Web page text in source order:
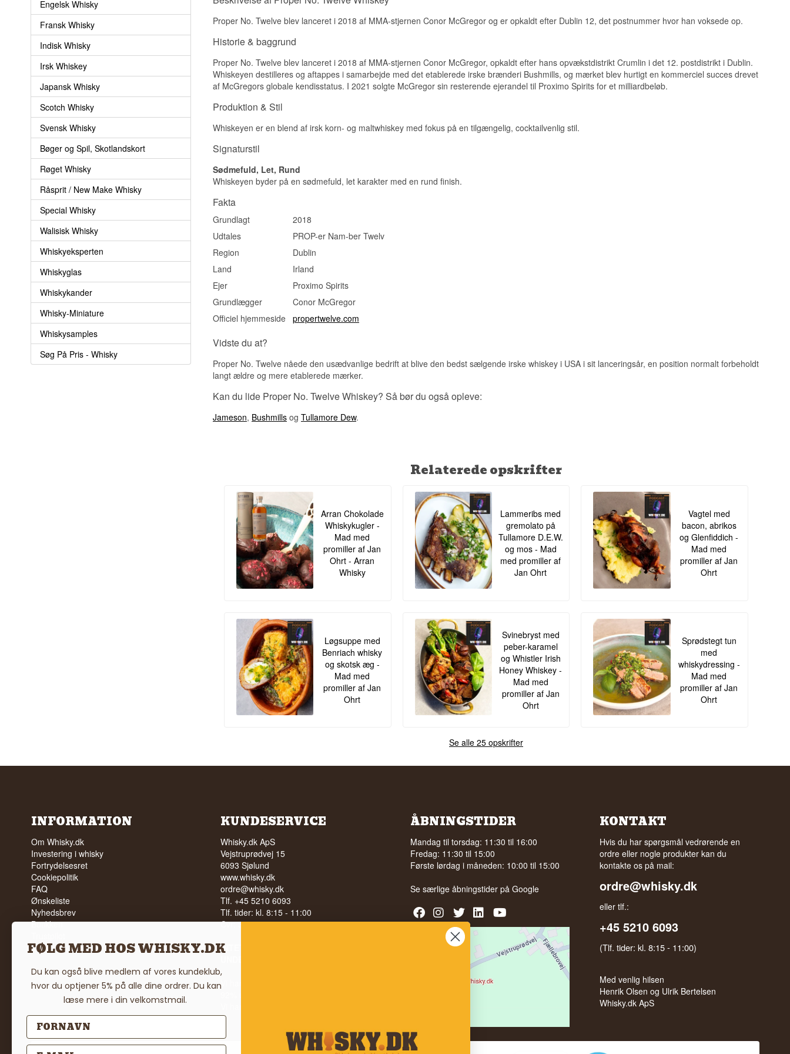
Engelsk Whisky
Fransk Whisky
Indisk Whisky
Irsk Whiskey
Japansk Whisky
Scotch Whisky
Svensk Whisky
Bøger og Spil, Skotlandskort
Røget Whisky
Råsprit / New Make Whisky
Special Whisky
Walisisk Whisky
Whiskyeksperten
Whiskyglas
Whiskykander
Whisky-Miniature
Whiskysamples
Søg På Pris - Whisky
Smag
Eftersmag
Rig og kompleks.
Navn: Proper No. Twelve
Destilleri: Proper No. Twelve / Conor McGregor
Andet: Skabt af MMA-udøveren Conor McGregor
Vidste du at?
Proper No. Twelve blev lanceret i 2018 af MMA-stjernen Conor McGregor og er opkaldt efter Dublin 12, det postnummer hvor han voksede op.
Historie & baggrund
Proper No. Twelve blev lanceret i 2018 af MMA-stjernen Conor McGregor, opkaldt efter hans opvækstdistrikt Crumlin i det 12. postdistrikt i Dublin.
Whiskeyen destilleres og aftappes i samarbejde med det etablerede irske brænderi Bushmills, og mærket blev hurtigt en kommerciel succes drevet
af McGregors globale kendisstatus. I 2021 solgte McGregor sin resterende ejerandel til Proximo Spirits for et milliardbeløb.
Produktion & Stil
Whiskeyen er en blend af irsk korn- og maltwhiskey med fokus på en tilgængelig, cocktailvenlig stil.
Signaturstil
Sødmefuld, Let, Rund
Whiskeyen byder på en sødmefuld, let karakter med en rund finish.
Fakta
Grundlagt
2018
Udtales
PROP-er Nam-ber Twelv
Region
Dublin
Land
Irland
Ejer
Proximo Spirits
Grundlægger
Conor McGregor
Officiel hjemmeside propertwelve.com
Vidste du at?
Proper No. Twelve nåede den usædvanlige bedrift at blive den bedst sælgende irske whiskey i USA i sit lanceringsår, en position normalt forbeholdt
langt ældre og mere etablerede mærker.
Kan du lide Proper No. Twelve Whiskey? Så bør du også opleve:
Jameson, Bushmills og Tullamore Dew.
Relaterede opskrifter
Arran Chokolade
Whiskykugler -
Mad med
promiller af Jan
Ohrt - Arran
Whisky
Lammeribs med
gremolato på
Tullamore D.E.W.
og mos - Mad
med promiller af
Jan Ohrt
Vagtel med
bacon, abrikos
og Glenfiddich -
Mad med
promiller af Jan
Ohrt
Løgsuppe med
Benriach whisky
og skotsk æg -
Mad med
promiller af Jan
Ohrt
Svinebryst med
peber-karamel
og Whistler Irish
Honey Whiskey -
Mad med
promiller af Jan
Ohrt
Sprødstegt tun
med
whiskydressing -
Mad med
promiller af Jan
Ohrt
Se alle 25 opskrifter
INFORMATION
Om Whisky.dk
Investering i whisky
Fortrydelsesret
Cookiepolitik
FAQ
Ønskeliste
Nyhedsbrev
Butikken
Vilkår
KUNDESERVICE
Whisky.dk ApS
Vejstruprødvej 15
6093 Sjølund
www.whisky.dk
ordre@whisky.dk
Tlf. +45 5210 6093
Tlf. tider: kl. 8:15 - 11:00
Cvr: 35210040
INTET SALG AF ALKOHOL TIL UNGE
Vi har en bedømmelse på
ÅBNINGSTIDER
Mandag til torsdag: 11:30 til 16:00
Fredag: 11:30 til 15:00
Første lørdag i måneden: 10:00 til 15:00
Se særlige åbningstider på Google
KONTAKT
Hvis du har spørgsmål vedrørende en
ordre eller nogle produkter kan du
kontakte os på mail:
ordre@whisky.dk
eller tlf.:
+45 5210 6093
(Tlf. tider: kl. 8:15 - 11:00)
Med venlig hilsen
Henrik Olsen og Ulrik Bertelsen
Whisky.dk ApS
FØLG MED HOS WHISKY.DK
Du kan også blive medlem af vores kundeklub,
hvor du optjener 5% på alle dine ordrer. Du kan
læse mere i din velkomstmail.